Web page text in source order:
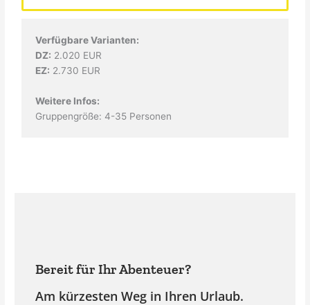
Verfügbare Varianten:
DZ: 2.020 EUR
EZ: 2.730 EUR
Weitere Infos:
Gruppengröße: 4-35 Personen
Bereit für Ihr Abenteuer?
Am kürzesten Weg in Ihren Urlaub.